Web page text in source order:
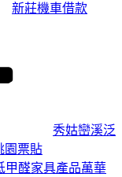
新莊機車借款
秀姑巒溪泛
園票貼
甲醛家具產品萬華